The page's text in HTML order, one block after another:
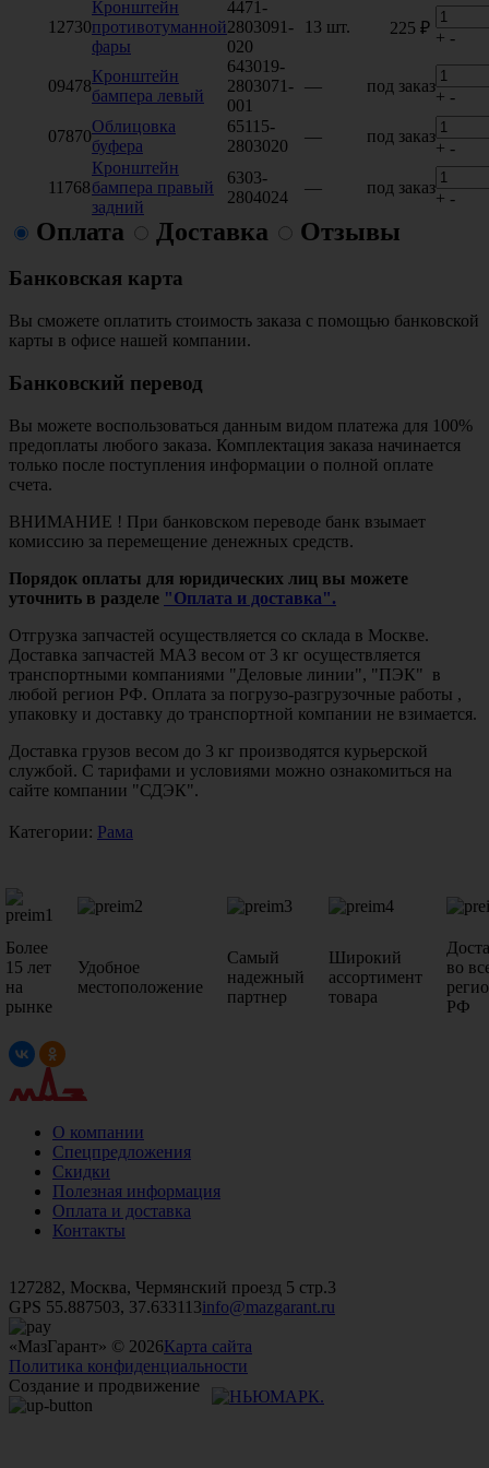
12730
Кронштейн
противотуманной
фары
4471-
2803091-
020
13 шт. 225 ₽
+ -
09478
Кронштейн
бампера левый
643019-
2803071-
001
— под заказ
+ -
07870
Облицовка
буфера
65115-
2803020
— под заказ
+ -
11768
Кронштейн
бампера правый
задний
6303-
2804024
— под заказ
+ -
Оплата Доставка Отзывы
Банковская карта
Вы сможете оплатить стоимость заказа с помощью банковской
карты в офисе нашей компании.
Банковский перевод
Вы можете воспользоваться данным видом платежа для 100%
предоплаты любого заказа. Комплектация заказа начинается
только после поступления информации о полной оплате
счета.
ВНИМАНИЕ ! При банковском переводе банк взымает
комиссию за перемещение денежных средств.
Порядок оплаты для юридических лиц вы можете
уточнить в разделе "Оплата и доставка".
Отгрузка запчастей осуществляется со склада в Москве.
Доставка запчастей МАЗ весом от 3 кг осуществляется
транспортными компаниями "Деловые линии", "ПЭК" в
любой регион РФ. Оплата за погрузо-разгрузочные работы ,
упаковку и доставку до транспортной компании не взимается.
Доставка грузов весом до 3 кг производятся курьерской
службой. С тарифами и условиями можно ознакомиться на
сайте компании "СДЭК".
Категории: Рама
Более
15 лет
на
рынке
Удобное
местоположение
Самый
надежный
партнер
Широкий
ассортимент
товара
во
РФ
О компании
Спецпредложения
Скидки
Полезная информация
Оплата и доставка
Контакты
127282, Москва, Чермянский проезд 5 стр.3
GPS 55.887503, 37.633113info@mazgarant.ru
«МазГарант» © 2026Карта сайта
Политика конфиденциальности
Создание и продвижение